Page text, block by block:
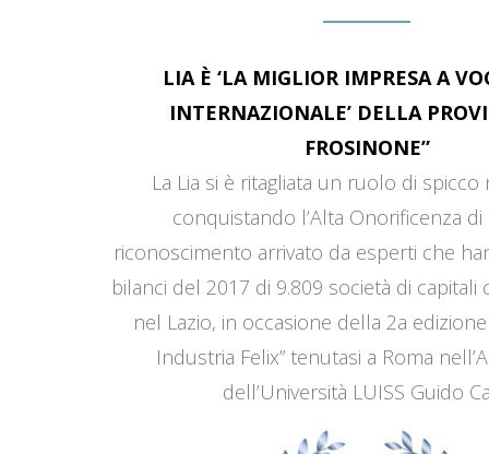
LIA È ‘LA MIGLIOR IMPRESA A
INTERNAZIONALE’ DELLA
FROSINONE”
La Lia si è ritagliata un ruolo di
conquistando l’Alta Onorificenza di
riconoscimento arrivato da esperti che
bilanci del 2017 di 9.809 società di capitali
nel Lazio, in occasione della 2a
Industria Felix” tenutasi a Roma
dell’Università LUISS Guido